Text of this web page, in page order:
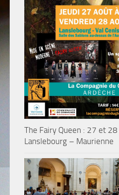
The Fairy Queen : 27 et
Lanslebourg – Maurienne